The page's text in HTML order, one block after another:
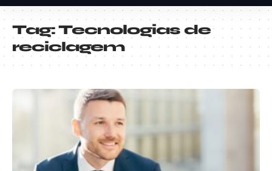
Tag:Tecnologias de
reciclagem